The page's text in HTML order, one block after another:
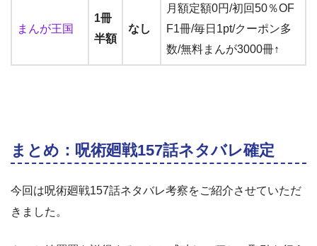
まんが王国
1冊
半額
なし
月額定額0円/初回50％OF
F1冊/毎日1pt/クーポン多
数/無料まんが3000冊↑
まとめ：呪術廻戦157話ネタバレ確定
今回は呪術廻戦157話ネタバレ考察をご紹介させていただ
きました。